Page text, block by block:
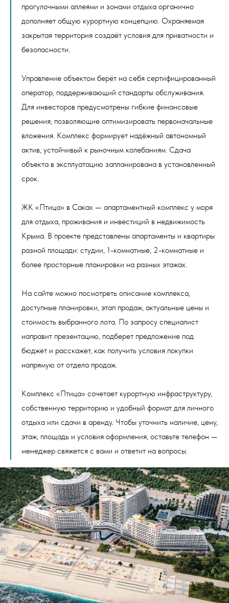
прогулочными аллеями и зонами отдыха органично
дополняет общую курортную концепцию. Охраняемая
закрытая территория создаёт условия для приватности и
безопасности.
Управление объектом берёт на себя сертифицированный
оператор, поддерживающий стандарты обслуживания.
Для инвесторов предусмотрены гибкие финансовые
решения, позволяющие оптимизировать первоначальные
вложения. Комплекс формирует надёжный автономный
актив, устойчивый к рыночным колебаниям. Сдача
объекта в эксплуатацию запланирована в установленный
срок.
ЖК «Птица» в Саках — апартаментный комплекс у моря
для отдыха, проживания и инвестиций в недвижимость
Крыма. В проекте представлены апартаменты и квартиры
разной площади: студии, 1-комнатные, 2-комнатные и
более просторные планировки на разных этажах.
На сайте можно посмотреть описание комплекса,
доступные планировки, этап продаж, актуальные цены и
стоимость выбранного лота. По запросу специалист
направит презентацию, подберет предложение под
бюджет и расскажет, как получить условия покупки
напрямую от отдела продаж.
Комплекс «Птица» сочетает курортную инфраструктуру,
собственную территорию и удобный формат для личного
отдыха или сдачи в аренду. Чтобы уточнить наличие, цену,
этаж, площадь и условия оформления, оставьте телефон —
менеджер свяжется с вами и ответит на вопросы.